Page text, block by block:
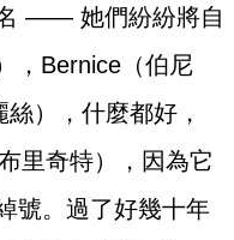
—— 她們紛紛將自
，Bernice（伯尼
），什麼都好，
里奇特），因為它
號。過了好幾十年